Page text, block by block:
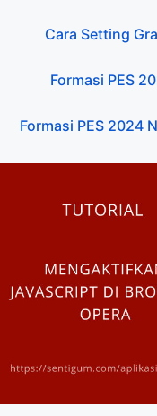
Cara Setting
Formasi PES
Formasi PES 2024